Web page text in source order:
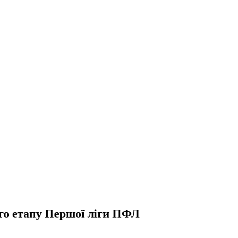
етапу Першої ліги ПФЛ